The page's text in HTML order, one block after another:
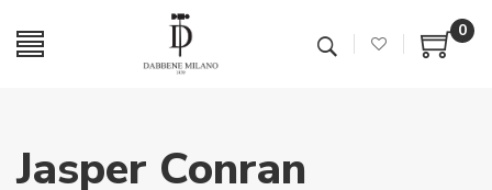
0
Jasper Conran